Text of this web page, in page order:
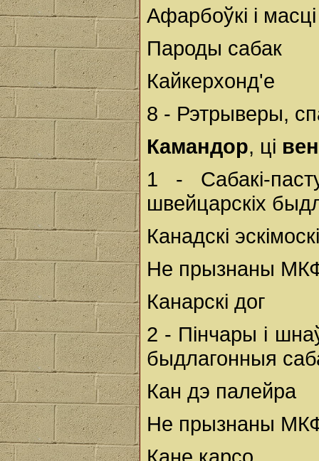
Афарбоўкі і
Пароды сабак
Кайкерхонд'е
8 - Рэтрыверы,
Камандор, ці
1 - Сабакі-
швейцарскіх
Канадскі
Не прызнаны
Канарскі дог
2 - Пінчары і
быдлагонныя
Кан дэ палейра
Не прызнаны
Кане карсо